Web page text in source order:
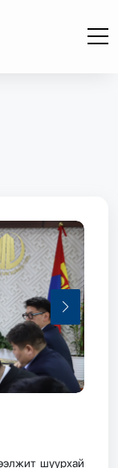
шуурхай